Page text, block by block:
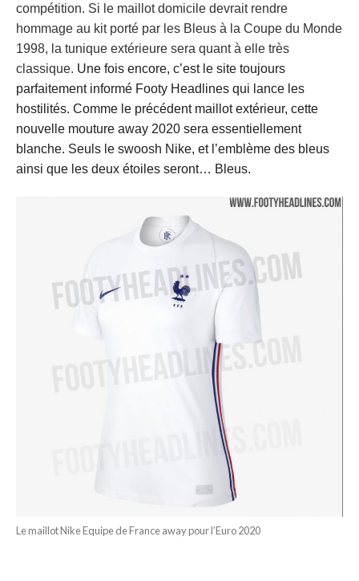
compétition. Si le maillot domicile devrait rendre
hommage au kit porté par les Bleus à la Coupe du Monde
1998, la tunique extérieure sera quant à elle très
classique. Une fois encore, c’est le site toujours
parfaitement informé Footy Headlines qui lance les
hostilités. Comme le précédent maillot extérieur, cette
nouvelle mouture away 2020 sera essentiellement
blanche. Seuls le swoosh Nike, et l’emblème des bleus
ainsi que les deux étoiles seront… Bleus.
Le maillot Nike Equipe de France away pour l’Euro 2020